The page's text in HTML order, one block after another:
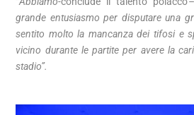
grande entusiasmo per disputare una
sentito molto la mancanza dei tifosi e
vicino durante le partite per avere la
stadio”.